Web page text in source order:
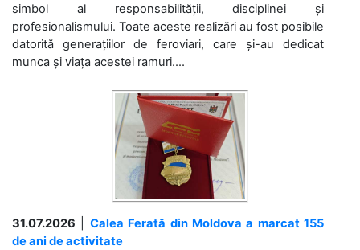
simbol al responsabilității, disciplinei și
profesionalismului. Toate aceste realizări au fost posibile
datorită generațiilor de feroviari, care și-au dedicat
munca și viața acestei ramuri....
31.07.2026
Calea Ferată din Moldova a marcat 155
de ani de activitate